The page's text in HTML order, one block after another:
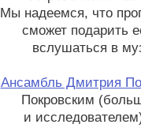
Мы надеемся, что
сможет подарить
вслушаться в
Ансамбль Дмитрия
Покровским
и